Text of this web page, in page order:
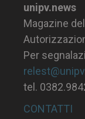
unipv.news
Magazine
Per
tel.
CONTATTI